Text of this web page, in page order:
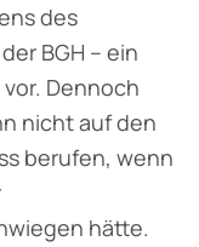
des
BGH – ein
Dennoch
nicht auf den
berufen, wenn
hätte.